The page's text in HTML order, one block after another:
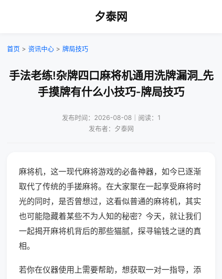
夕泰网
首页 > 资讯中心 > 牌局技巧
手法老练!杂牌四口麻将机通用洗牌漏洞_先
手摸牌有什么小技巧-牌局技巧
发布时间：2026-08-08｜阅读：1
发布者：夕泰网
麻将机，这一现代麻将游戏的必备神器，如今已逐渐
取代了传统的手搓麻将。在大家聚在一起享受麻将时
光的同时，是否曾想过，这看似普通的麻将机，其实
也可能隐藏着某些不为人知的秘密？今天，就让我们
一起揭开麻将机背后的那些猫腻，探寻输钱之谜的真
相。
若你在仪器使用上需要帮助，想获取一对一指导，添